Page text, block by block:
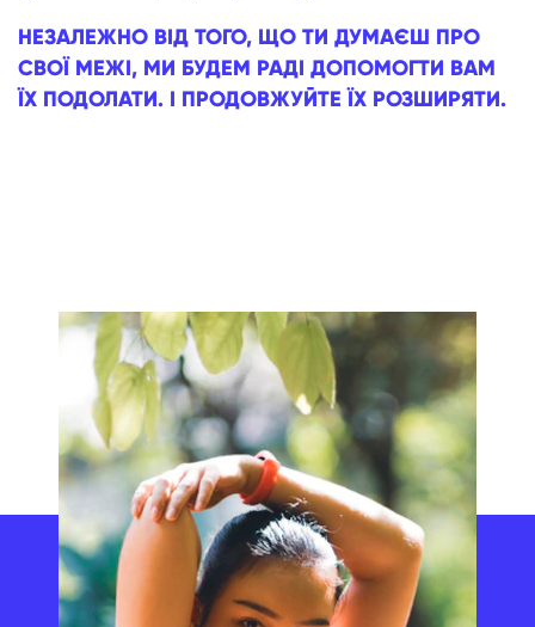
НЕЗАЛЕЖНО ВІД ТОГО, ЩО ТИ ДУМАЄШ ПРО
СВОЇ МЕЖІ, МИ БУДЕМ РАДІ ДОПОМОГТИ ВАМ
ЇХ ПОДОЛАТИ. І ПРОДОВЖУЙТЕ ЇХ РОЗШИРЯТИ.